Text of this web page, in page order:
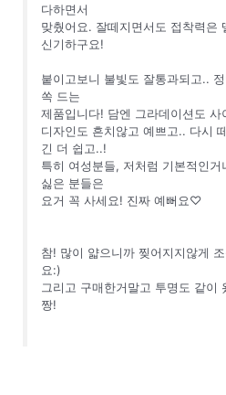
다하면서
맞췄어요. 잘떼지면서도 접착력은
신기하구요!
붙이고보니 불빛도 잘통과되고..
쏙 드는
제품입니다! 담엔 그라데이션도 사
디자인도 흔치않고 예쁘고.. 다시
긴 더 쉽고..!
특히 여성분들, 저처럼 기본적인거
싫은 분들은
요거 꼭 사세요! 진짜 예뻐요♡
참! 많이 얇으니까 찢어지지않게
요:)
그리고 구매한거말고 투명도 같이
짱!